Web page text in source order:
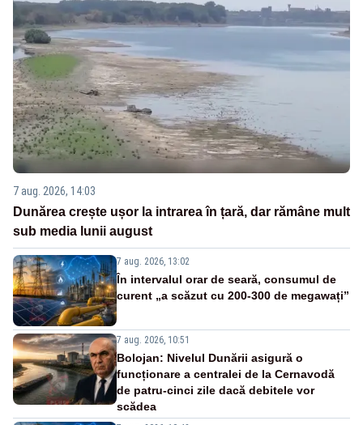
7 aug. 2026, 14:03
Dunărea crește ușor la intrarea în țară, dar rămâne mult
sub media lunii august
7 aug. 2026, 13:02
În intervalul orar de seară, consumul de
curent „a scăzut cu 200-300 de megawați”
7 aug. 2026, 10:51
Bolojan: Nivelul Dunării asigură o
funcționare a centralei de la Cernavodă
de patru-cinci zile dacă debitele vor
scădea